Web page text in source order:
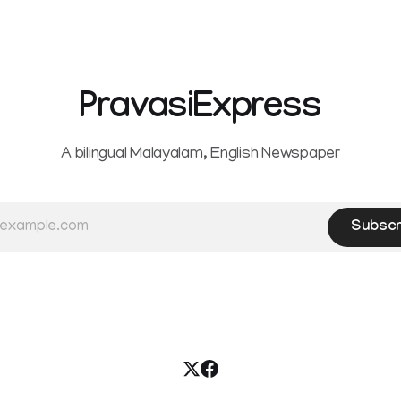
PravasiExpress
A bilingual Malayalam, English Newspaper